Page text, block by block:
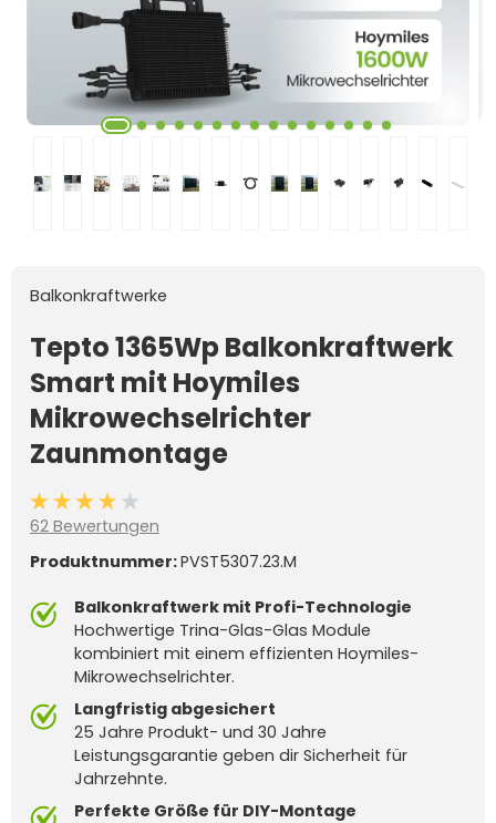
Balkonkraftwerke
Tepto 1365Wp Balkonkraftwerk
Smart mit Hoymiles
Mikrowechselrichter
Zaunmontage
Durchschnittliche Bewertung von 4 von 5 Sternen
62 Bewertungen
Produktnummer:PVST5307.23.M
Balkonkraftwerk mit Profi-Technologie
Hochwertige Trina-Glas-Glas Module
kombiniert mit einem effizienten Hoymiles-
Mikrowechselrichter.
Langfristig abgesichert
25 Jahre Produkt- und 30 Jahre
Leistungsgarantie geben dir Sicherheit für
Jahrzehnte.
Perfekte Größe für DIY-Montage